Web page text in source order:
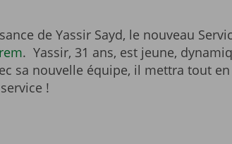
de Yassir Sayd, le nouveau
. Yassir, 31 ans, est jeune,
sa nouvelle équipe, il mettra tout
!